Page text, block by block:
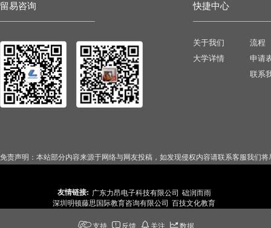
免责声明：本站部分内容来源于网络与网友投稿，如发现侵权内容请联系客服我们将
留易咨询 快捷中心
关于我们
大学详情
流程
申请
联系
友情链接: 广东力昂电子科技有限公司 础润而雨
深圳明顿藤思国际教育咨询有限公司 百技文化教育
支持 反馈 关注 数据